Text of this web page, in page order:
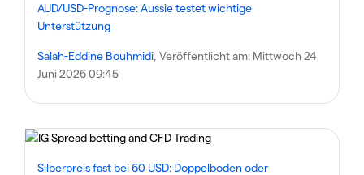
AUD/USD-Prognose: Aussie testet wichtige
Unterstützung
Salah-Eddine Bouhmidi , Veröffentlicht am: Mittwoch 24
Juni 2026 09:45
Silberpreis fast bei 60 USD: Doppelboden oder